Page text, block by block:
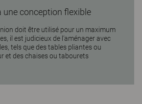
une conception flexible
doit être utilisé pour un maximum
il est judicieux de l’aménager avec
tels que des tables pliantes ou
et des chaises ou tabourets